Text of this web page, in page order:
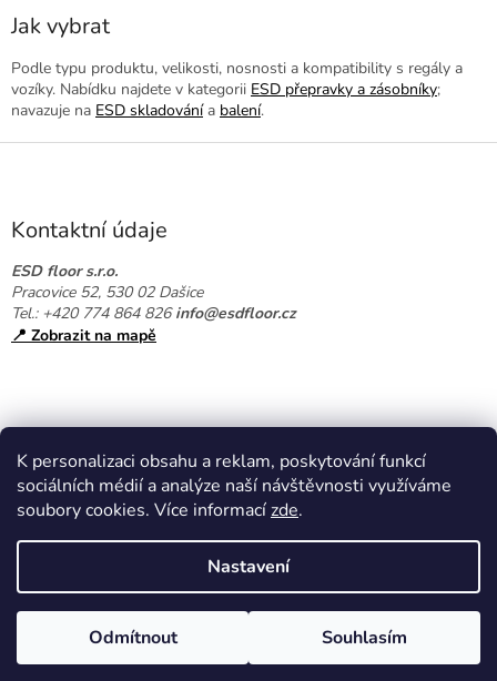
K personalizaci obsahu a reklam, poskytování funkcí
sociálních médií a analýze naší návštěvnosti využíváme
soubory cookies. Více informacízde.
Nastavení
Odmítnout Souhlasím
Jak vybrat
Podle typu produktu, velikosti, nosnosti a kompatibility s regály a
vozíky. Nabídku najdete v kategorii ESD přepravky a zásobníky;
navazuje na ESD skladovánía balení.
Z
Kontaktní údaje
ESD floor s.r.o.
Pracovice 52, 530 02 Dašice
Tel.: +420 774 864 826info@esdfloor.cz
📍 Zobrazit na mapě
Copyright 2026EPAshop.cz. Všechna práva vyhrazena.Upravit